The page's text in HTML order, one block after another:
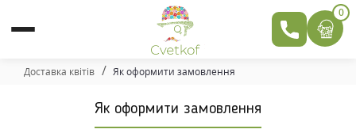
0
Доставка квітів Як оформити замовлення
Як оформити замовлення